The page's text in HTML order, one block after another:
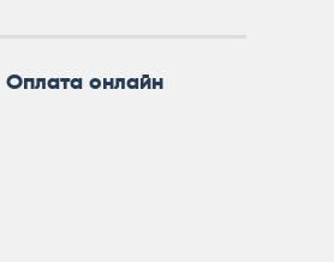
Оплата онлайн